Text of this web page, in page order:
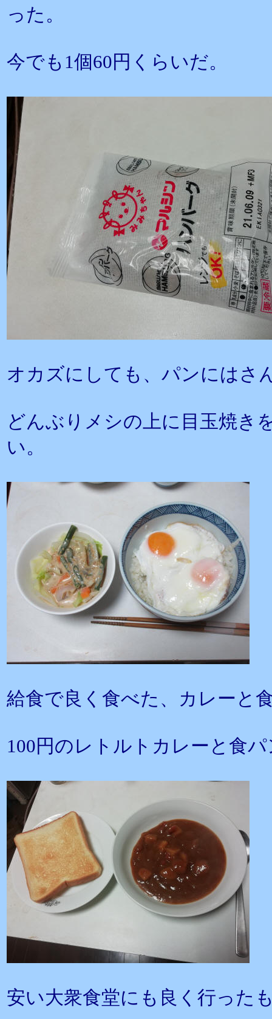
った。
今でも1個60円くらいだ。
オカズにしても、パンにはさ
どんぶりメシの上に目玉焼き
い。
給食で良く食べた、カレーと
100円のレトルトカレーと食
安い大衆食堂にも良く行った